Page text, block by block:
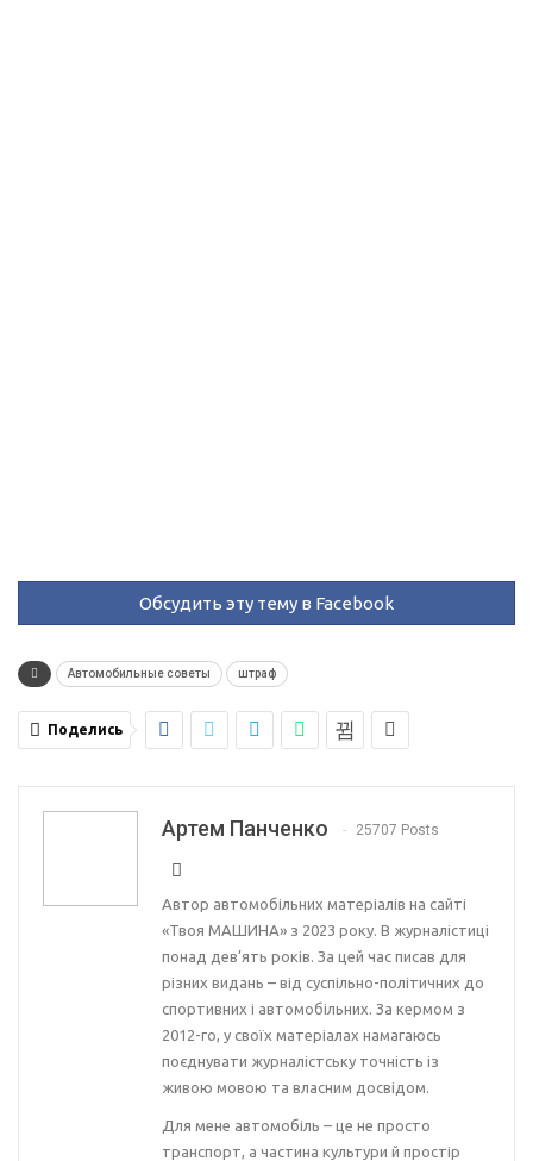
Обсудить эту тему в Facebook
Автомобильные советы штраф
Поделись
Артем Панченко 25707 Posts
Автор автомобільних матеріалів на сайті
«Твоя МАШИНА» з 2023 року. В журналістиці
понад дев’ять років. За цей час писав для
різних видань – від суспільно-політичних до
спортивних і автомобільних. За кермом з
2012-го, у своїх матеріалах намагаюсь
поєднувати журналістську точність із
живою мовою та власним досвідом.
Для мене автомобіль – це не просто
транспорт, а частина культури й простір